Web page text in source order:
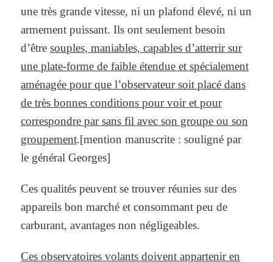
une très grande vitesse, ni un plafond élevé, ni un
armement puissant. Ils ont seulement besoin
d’êtresouples, maniables, capables d’atterrir sur
une plate-forme de faible étendue et spécialement
aménagée pour que l’observateur soit placé dans
de très bonnes conditions pour voir et pour
correspondre par sans fil avec son groupe ou son
groupement.[mention manuscrite : souligné par
le général Georges]
Ces qualités peuvent se trouver réunies sur des
appareils bon marché et consommant peu de
carburant, avantages non négligeables.
Ces observatoires volants doivent appartenir en